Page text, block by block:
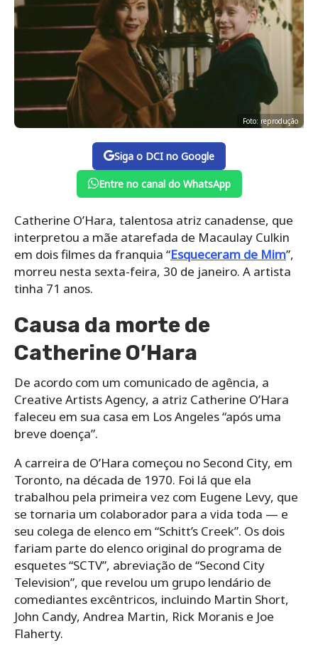
Foto: reprodução
Siga o DCI no Google
Entre no canal do WhatsApp
Catherine O’Hara, talentosa atriz canadense, que
interpretou a mãe atarefada de Macaulay Culkin
em dois filmes da franquia “Esqueceram de Mim”,
morreu nesta sexta-feira, 30 de janeiro. A artista
tinha 71 anos.
Causa da morte de
Catherine O’Hara
De acordo com um comunicado de agência, a
Creative Artists Agency, a atriz Catherine O’Hara
faleceu em sua casa em Los Angeles “após uma
breve doença”.
A carreira de O’Hara começou no Second City, em
Toronto, na década de 1970. Foi lá que ela
trabalhou pela primeira vez com Eugene Levy, que
se tornaria um colaborador para a vida toda — e
seu colega de elenco em “Schitt’s Creek”. Os dois
fariam parte do elenco original do programa de
esquetes “SCTV”, abreviação de “Second City
Television”, que revelou um grupo lendário de
comediantes excêntricos, incluindo Martin Short,
John Candy, Andrea Martin, Rick Moranis e Joe
Flaherty.